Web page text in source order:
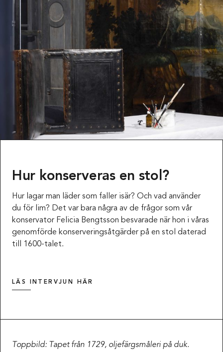
Hur konserveras en stol?
Hur lagar man läder som faller isär? Och vad använder
du för lim? Det var bara några av de frågor som vår
konservator Felicia Bengtsson besvarade när hon i våras
genomförde konserveringsåtgärder på en stol daterad
till 1600-talet.
LÄS INTERVJUN HÄR
Toppbild: Tapet från 1729, oljefärgsmåleri på duk.